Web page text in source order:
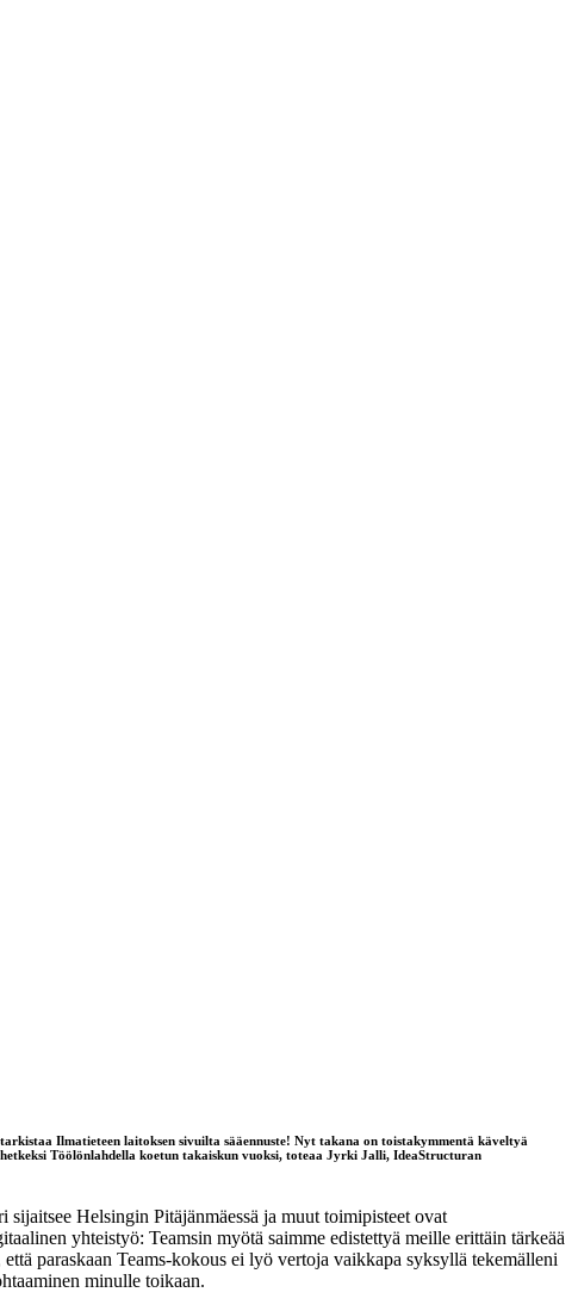
Ilmatieteen laitoksen sivuilta sääennuste! Nyt takana on toistakymmentä käveltyä
Töölönlahdella koetun takaiskun vuoksi, toteaa Jyrki Jalli, IdeaStructuran
Helsingin Pitäjänmäessä ja muut toimipisteet ovat
yhteistyö: Teamsin myötä saimme edistettyä meille erittäin tärkeää
paraskaan Teams-kokous ei lyö vertoja vaikkapa syksyllä tekemälleni
minulle toikaan.